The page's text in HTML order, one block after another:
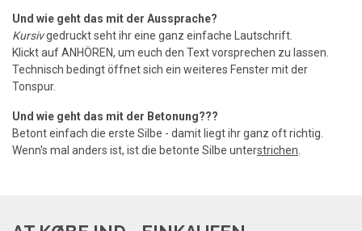
Und wie geht das mit der Aussprache?
Kursivgedruckt seht ihr eine ganz einfache Lautschrift.
Klickt auf ANHÖREN, um euch den Text vorsprechen zu lassen.
Technisch bedingt öffnet sich ein weiteres Fenster mit der
Tonspur.
Und wie geht das mit der Betonung???
Betont einfach die erste Silbe - damit liegt ihr ganz oft richtig.
Wenn's mal anders ist, ist die betonte Silbe unterstrichen